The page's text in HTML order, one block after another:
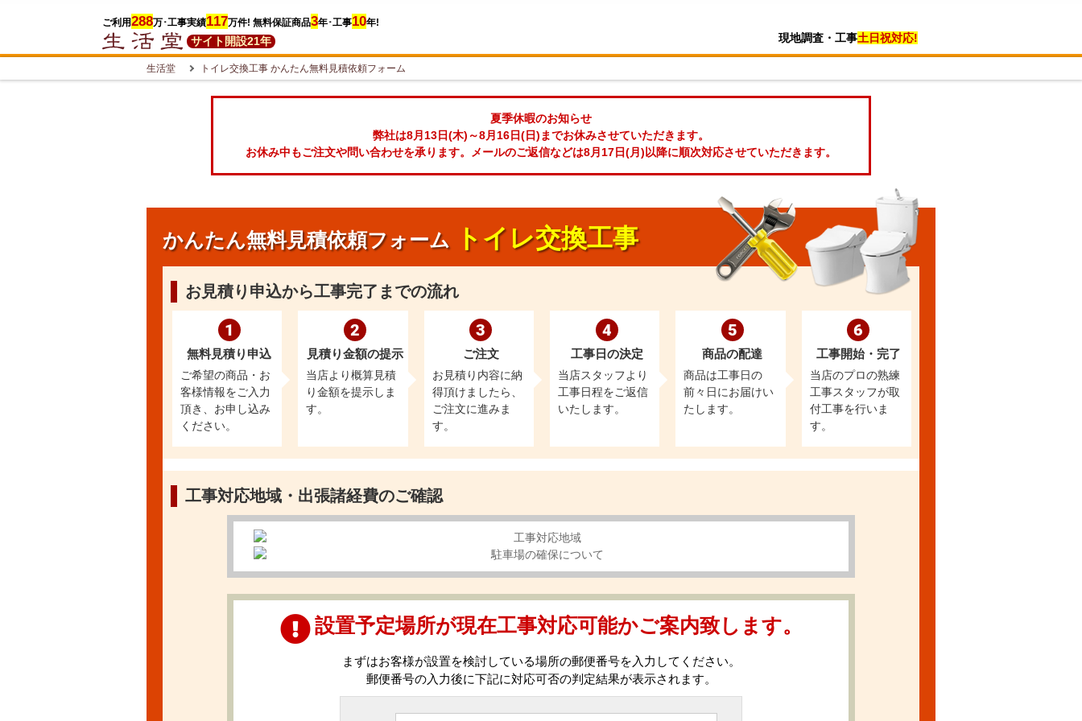
ご利用288万･工事実績117万件! 無料保証商品3年･工事10年!
サイト開設21年 現地調査・工事土日祝対応!
生活堂 トイレ交換工事 かんたん無料見積依頼フォーム
夏季休暇のお知らせ
弊社は8月13日(木)～8月16日(日)までお休みさせていただきます。
お休み中もご注文や問い合わせを承ります。メールのご返信などは8月17日(月)以降に順次対応させていただきます。
かんたん無料見積依頼フォーム トイレ交換工事
お見積り申込から工事完了までの流れ
1
無料見積り申込
ご希望の商品・お
客様情報をご入力
頂き、お申し込み
ください。
2
見積り金額の提示
当店より概算見積
り金額を提示しま
す。
3
ご注文
お見積り内容に納
得頂けましたら、
ご注文に進みま
す。
4
工事日の決定
当店スタッフより
工事日程をご返信
いたします。
5
商品の配達
商品は工事日の
前々日にお届けい
たします。
6
工事開始・完了
当店のプロの熟練
工事スタッフが取
付工事を行いま
す。
工事対応地域・出張諸経費のご確認
設置予定場所が現在工事対応可能かご案内致します。
まずはお客様が設置を検討している場所の郵便番号を入力してください。
郵便番号の入力後に下記に対応可否の判定結果が表示されます。